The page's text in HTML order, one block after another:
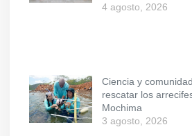
4 agosto, 2026
Ciencia y
rescatar los
Mochima
3 agosto, 2026